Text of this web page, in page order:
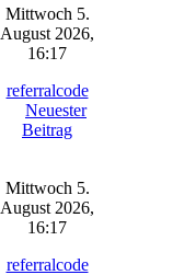
Mittwoch 5.
August 2026,
16:17
referralcode
Mittwoch 5.
August 2026,
16:17
referralcode